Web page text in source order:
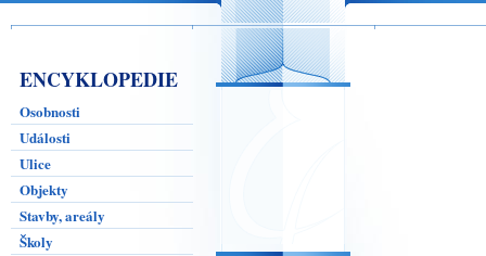
ENCYKLOPEDIE
Osobnosti
Události
Ulice
Objekty
Stavby, areály
Školy